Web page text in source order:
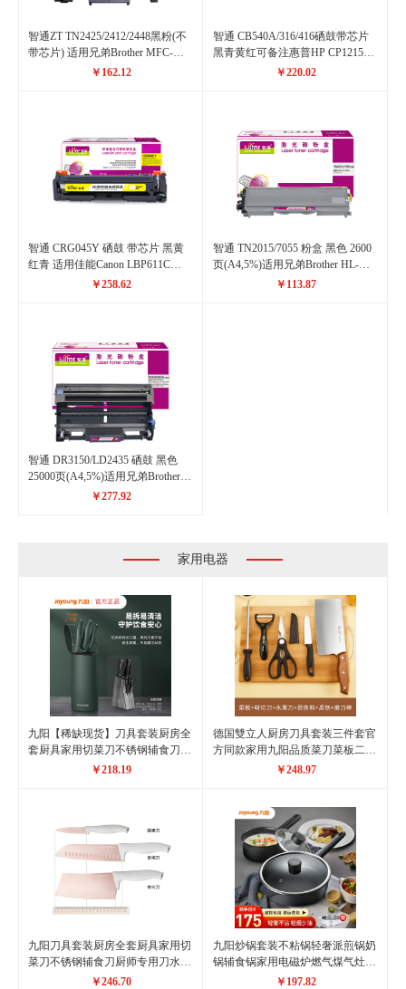
智通ZT TN2425/2412/2448黑粉(不
带芯片) 适用兄弟Brother MFC-
7895DW/7195DW￥162.12
智通 CB540A/316/416硒鼓带芯片
黑青黄红可备注惠普HP CP1215
CM1312 CM1312nfi CP1515n
￥220.02
智通 CRG045Y 硒鼓 带芯片 黑黄
红青 适用佳能Canon LBP611C
LBP611Cn LBP611Cnz LBP612C
￥258.62
智通 TN2015/7055 粉盒 黑色 2600
页(A4,5%)适用兄弟Brother HL-
2130 DCP-7055￥113.87
智通 DR3150/LD2435 硒鼓 黑色
25000页(A4,5%)适用兄弟Brother
HL5240 HL5250DN HL5250DNT
￥277.92
家用电器
九阳【稀缺现货】刀具套装厨房全
套厨具家用切菜刀不锈钢辅食刀厨
师专用刀水果刀具套装 （Joyoun
￥218.19
德国雙立人厨房刀具套装三件套官
方同款家用九阳品质菜刀菜板二合
一厨房刀具套装快锋利不锈钢斩切
￥248.97
九阳刀具套装厨房全套厨具家用切
菜刀不锈钢辅食刀厨师专用刀水果
刀具套装T0104 白色
￥246.70
九阳炒锅套装不粘锅轻奢派煎锅奶
锅辅食锅家用电磁炉燃气煤气灶明
火通用厨具 16cm奶锅+28cm炒锅
￥197.82